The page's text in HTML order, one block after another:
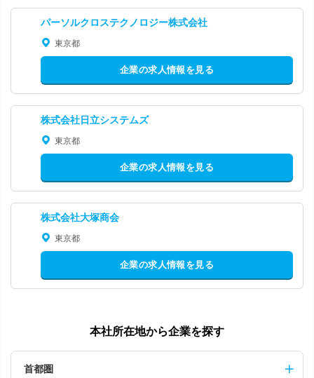
パーソルクロステクノロジー株式会社
東京都
企業の求人情報を見る
株式会社日立システムズ
東京都
企業の求人情報を見る
株式会社大塚商会
東京都
企業の求人情報を見る
本社所在地から企業を探す
首都圏